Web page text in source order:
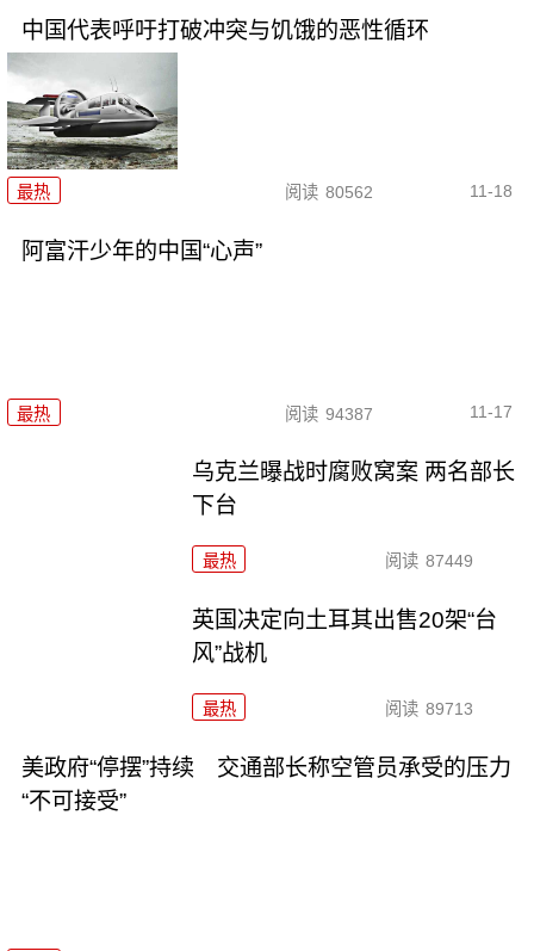
中国代表呼吁打破冲突与饥饿的恶性循环
最热 阅读 80562 11-18
阿富汗少年的中国“心声”
最热 阅读 94387 11-17
乌克兰曝战时腐败窝案 两名部长
下台
最热 阅读 87449
英国决定向土耳其出售20架“台
风”战机
最热 阅读 89713
美政府“停摆”持续 交通部长称空管员承受的压力
“不可接受”